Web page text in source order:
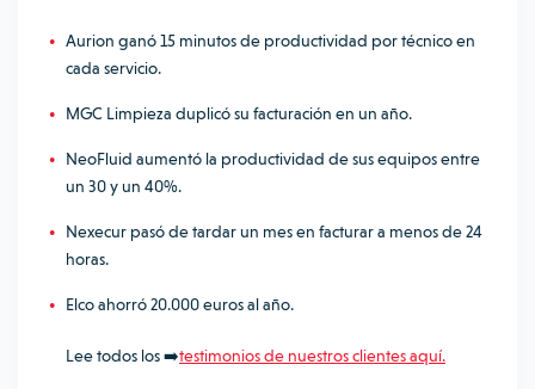
Aurion ganó 15 minutos de productividad por técnico en
cada servicio.
MGC Limpieza duplicó su facturación en un año.
NeoFluid aumentó la productividad de sus equipos entre
un 30 y un 40%.
Nexecur pasó de tardar un mes en facturar a menos de 24
horas.
Elco ahorró 20.000 euros al año.
Lee todos los ➡️testimonios de nuestros clientes aquí.